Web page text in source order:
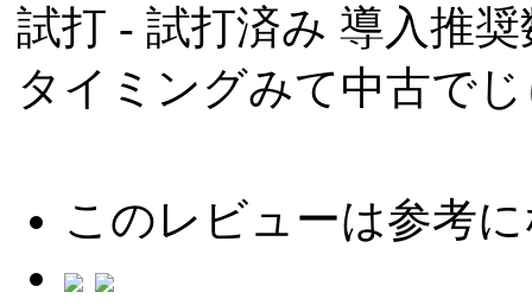
試打 - 試打済み 導入推
タイミングみて中古で
このレビューは参考